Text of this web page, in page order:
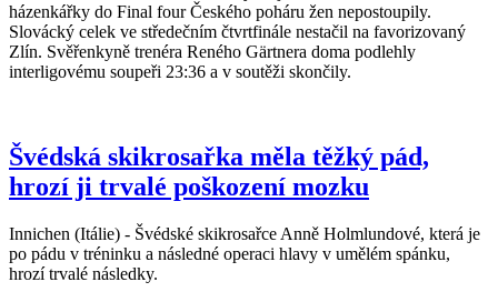
házenkářky do Final four Českého poháru žen nepostoupily.
Slovácký celek ve středečním čtvrtfinále nestačil na favorizovaný
Zlín. Svěřenkyně trenéra Reného Gärtnera doma podlehly
interligovému soupeři 23:36 a v soutěži skončily.
Švédská skikrosařka měla těžký pád,
hrozí ji trvalé poškození mozku
Innichen (Itálie) - Švédské skikrosařce Anně Holmlundové, která je
po pádu v tréninku a následné operaci hlavy v umělém spánku,
hrozí trvalé následky.